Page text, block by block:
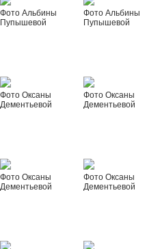
Фото Альбины
Пупышевой
Фото Альбины
Пупышевой
Фото Оксаны
Дементьевой
Фото Оксаны
Дементьевой
Фото Оксаны
Дементьевой
Фото Оксаны
Дементьевой